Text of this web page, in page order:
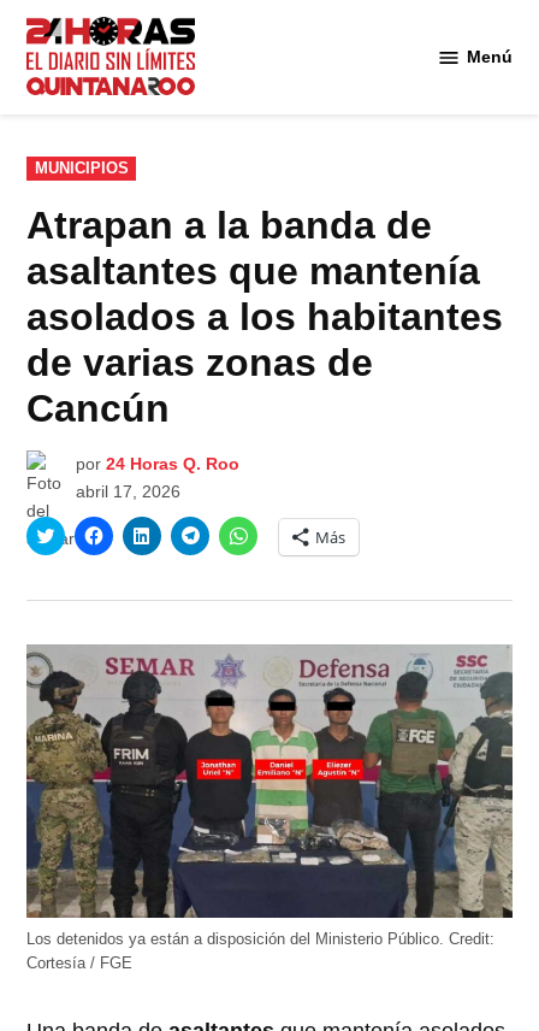
Saltar
contenido
Menú
PUBLICADO
EN
MUNICIPIOS
Atrapan a la banda de
asaltantes que mantenía
asolados a los habitantes
de varias zonas de
Cancún
por 24 Horas Q. Roo
abril 17, 2026
Haz
clic
en
abre
una
ventana
nueva)
Haz
clic
en
abre
en
una
ventana
nueva)
Haz
clic
en
abre
en
una
ventana
nueva)
Haz
clic
en
abre
en
una
ventana
nueva)
Haz
clic
para
en
abre
una
ventana
nueva)
Más
Los detenidos ya están a disposición del Ministerio Público.Credit:
Cortesía / FGE